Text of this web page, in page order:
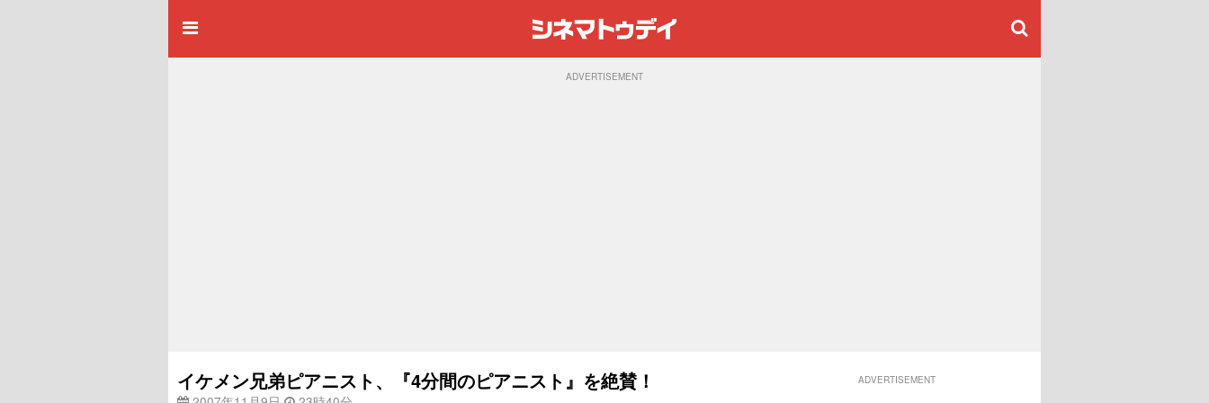
ADVERTISEMENT
イケメン兄弟ピアニスト、『4分間のピアニスト』を絶賛！ ADVERTISEMENT